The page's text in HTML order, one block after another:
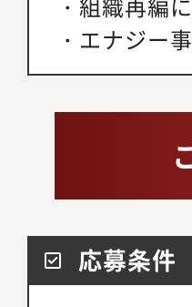
・エナジー
応募条件